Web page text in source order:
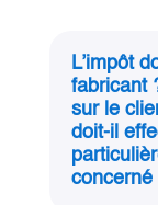
L’impôt
fabricant
sur le
doit‑il
concerné